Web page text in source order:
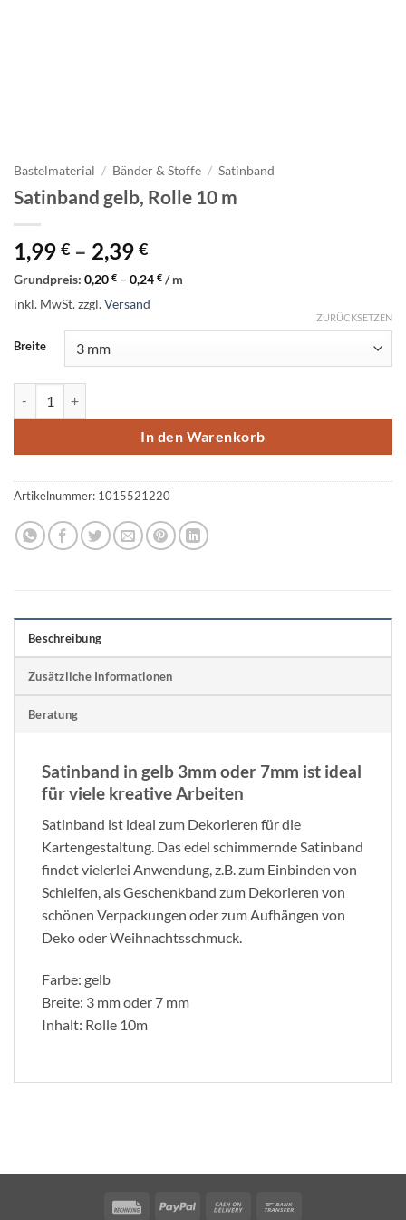
Bastelmaterial / Bänder & Stoffe / Satinband
Satinband gelb, Rolle 10 m
1,99 € – 2,39 €
Grundpreis: 0,20 € – 0,24 € /m
inkl. MwSt.zzgl.Versand
Breite
ZURÜCKSETZEN
In den Warenkorb
Artikelnummer: 1015521220
Beschreibung
Zusätzliche Informationen
Beratung
Satinband in gelb 3mm oder 7mm ist ideal
für viele kreative Arbeiten
Satinband ist ideal zum Dekorieren für die
Kartengestaltung. Das edel schimmernde Satinband
findet vielerlei Anwendung, z.B. zum Einbinden von
Schleifen, als Geschenkband zum Dekorieren von
schönen Verpackungen oder zum Aufhängen von
Deko oder Weihnachtsschmuck.
Farbe: gelb
Breite: 3 mm oder 7 mm
Inhalt: Rolle 10m
RechungPayPal
Cash